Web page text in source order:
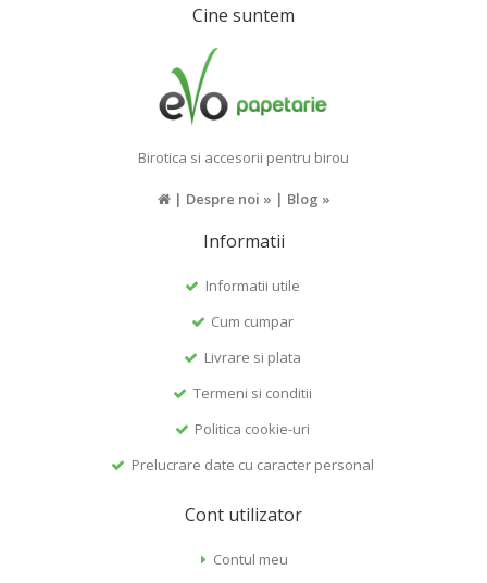
Cine suntem
Birotica si accesorii pentru birou
| Despre noi » | Blog »
Informatii
Informatii utile
Cum cumpar
Livrare si plata
Termeni si conditii
Politica cookie-uri
Prelucrare date cu caracter personal
Cont utilizator
Contul meu